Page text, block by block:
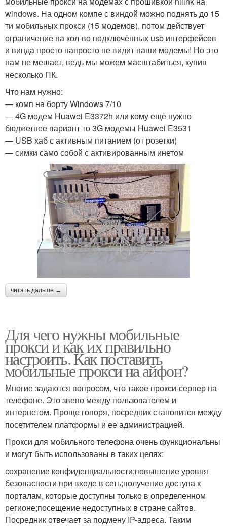
windows. На одном компе с виндой можно поднять до 15
ти мобильных прокси (15 модемов), потом действует
ограничение на кол-во подключённых usb интерфейсов
и винда просто напросто не видит наши модемы! Но это
нам не мешает, ведь мы можем масштабиться, купив
несколько ПК.
Что нам нужно:
— комп на борту Windows 7/10
— 4G модем Huawei E3372h или кому ещё нужно
бюджетнее вариант то 3G модемы Huawei E3531
— USB хаб с активным питанием (от розетки)
— симки само собой с активированным инетом
читать дальше →
Для чего нужны мобильные
прокси и как их правильно
настроить. Как поставить
мобильные прокси на айфон?
Многие задаются вопросом, что такое прокси-сервер на
телефоне. Это звено между пользователем и
интернетом. Проще говоря, посредник становится между
посетителем платформы и ее администрацией.
Прокси для мобильного телефона очень функциональны
и могут быть использованы в таких целях:
сохранение конфиденциальности;повышение уровня
безопасности при входе в сеть;получение доступа к
порталам, которые доступны только в определенном
регионе;посещение недоступных в стране сайтов.
Посредник отвечает за подмену IP-адреса. Таким